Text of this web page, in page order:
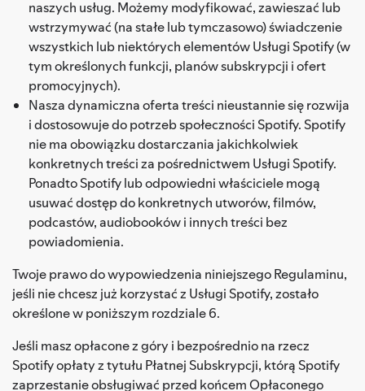
naszych usług. Możemy modyfikować, zawieszać lub
wstrzymywać (na stałe lub tymczasowo) świadczenie
wszystkich lub niektórych elementów Usługi Spotify (w
tym określonych funkcji, planów subskrypcji i ofert
promocyjnych).
Nasza dynamiczna oferta treści nieustannie się rozwija
i dostosowuje do potrzeb społeczności Spotify. Spotify
nie ma obowiązku dostarczania jakichkolwiek
konkretnych treści za pośrednictwem Usługi Spotify.
Ponadto Spotify lub odpowiedni właściciele mogą
usuwać dostęp do konkretnych utworów, filmów,
podcastów, audiobooków i innych treści bez
powiadomienia.
Twoje prawo do wypowiedzenia niniejszego Regulaminu,
jeśli nie chcesz już korzystać z Usługi Spotify, zostało
określone w poniższym rozdziale 6.
Jeśli masz opłacone z góry i bezpośrednio na rzecz
Spotify opłaty z tytułu Płatnej Subskrypcji, którą Spotify
zaprzestanie obsługiwać przed końcem Opłaconego